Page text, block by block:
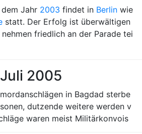
Jahr 2003 findet in Berlin wie
statt. Der Erfolg ist überwältigen
nehmen friedlich an der Parade tei
2005
in Bagdad sterbe
dutzende weitere werden v
waren meist Militärkonvois